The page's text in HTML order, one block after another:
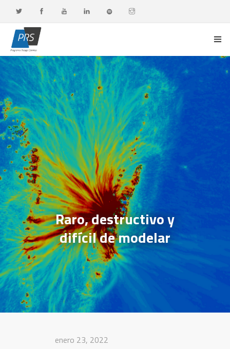
PORTADA
LÍNEAS DE INVESTIGACIÓN
OBSERVATORIO G-DATA
DOCENCIA Y FORMACIÓN CONTINUA
DIFUSIÓN Y VALORACIÓN CIUDADANA
Raro, destructivo y
difícil de modelar
enero 23, 2022